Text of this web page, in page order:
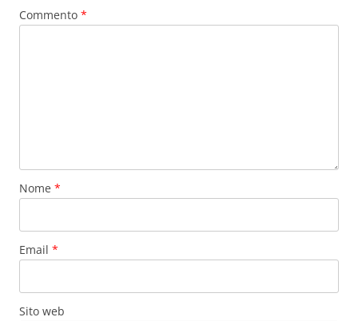
Commento *
Nome *
Email *
Sito web